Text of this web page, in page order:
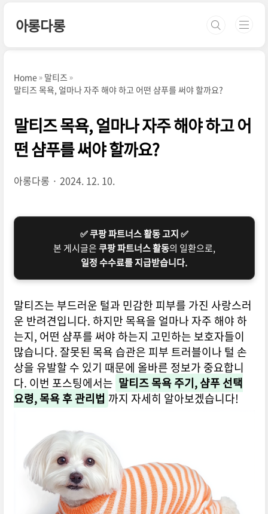
아롱다롱
Home
말티즈
말티즈 목욕, 얼마나 자주 해야 하고 어떤 샴푸를 써야 할까요?
말티즈 목욕, 얼마나 자주 해야 하고 어
떤 샴푸를 써야 할까요?
아롱다롱 2024. 12. 10.
✅ 쿠팡 파트너스 활동 고지 ✅
본 게시글은쿠팡 파트너스 활동의 일환으로,
일정 수수료를 지급받습니다.
말티즈는 부드러운 털과 민감한 피부를 가진 사랑스러
운 반려견입니다. 하지만 목욕을 얼마나 자주 해야 하
는지, 어떤 샴푸를 써야 하는지 고민하는 보호자들이
많습니다. 잘못된 목욕 습관은 피부 트러블이나 털 손
상을 유발할 수 있기 때문에 올바른 정보가 중요합니
다. 이번 포스팅에서는 말티즈 목욕 주기, 샴푸 선택
요령, 목욕 후 관리법 까지 자세히 알아보겠습니다!